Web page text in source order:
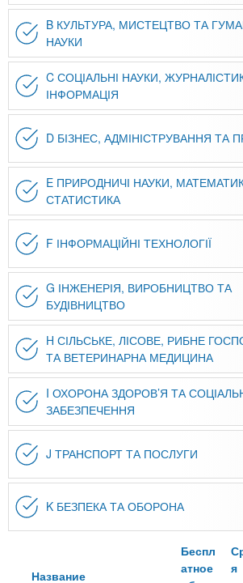
n
t
s
.
i
n
f
o
х
а
н
й
Онлайн курсы
За рубежом
B КУЛЬТУРА, МИСТЕЦТВО ТА
НАУКИ
C СОЦІАЛЬНІ НАУКИ,
ІНФОРМАЦІЯ
D БІЗНЕС, АДМІНІСТРУВАННЯ ТА
E ПРИРОДНИЧІ НАУКИ,
СТАТИСТИКА
F ІНФОРМАЦІЙНІ ТЕХНОЛОГІЇ
G ІНЖЕНЕРІЯ, ВИРОБНИЦТВО ТА
БУДІВНИЦТВО
H СІЛЬСЬКЕ, ЛІСОВЕ, РИБНЕ
ТА ВЕТЕРИНАРНА МЕДИЦИНА
I ОХОРОНА ЗДОРОВ’Я ТА
ЗАБЕЗПЕЧЕННЯ
J ТРАНСПОРТ ТА ПОСЛУГИ
K БЕЗПЕКА ТА ОБОРОНА
Название
Беспл
атное
я